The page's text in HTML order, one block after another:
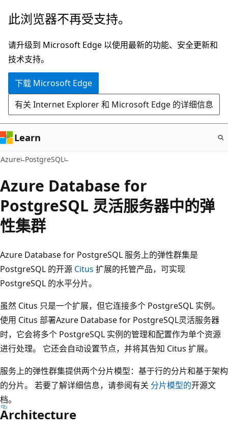
跳
主
要
内
此浏览器不再受支持。
请升级到 Microsoft Edge 以使用最新的功能、安全更新和
技术支持。
下载 Microsoft Edge
有关 Internet Explorer 和 Microsoft Edge 的详细信息
Learn
Azure PostgreSQL
Azure Database for
PostgreSQL 灵活服务器中的弹
性集群
Azure Database for PostgreSQL 服务上的弹性群集是
PostgreSQL 的开源 Citus 扩展的托管产品，可实现
PostgreSQL 的水平分片。
虽然 Citus 只是一个扩展，但它连接多个 PostgreSQL 实例。
使用 Citus 部署Azure Database for PostgreSQL灵活服务器
时，它会将多个 PostgreSQL 实例的管理和配置作为单个资源
进行处理。 它还会自动设置节点，并将其告知 Citus 扩展。
服务上的弹性群集提供两个分片模型：基于行的分片和基于架构
的分片。 若要了解详细信息，请参阅有关 分片模型的开源文
档。
Architecture